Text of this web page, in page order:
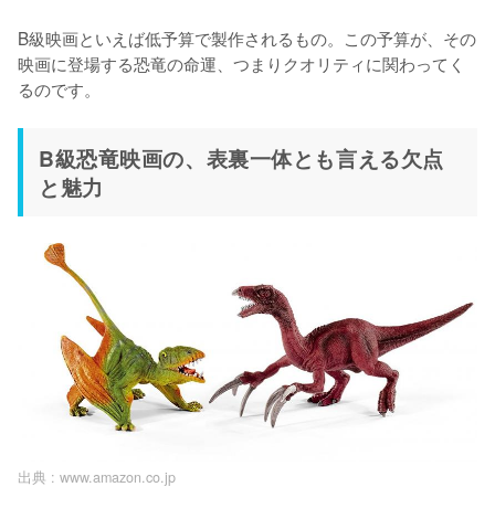
B級映画といえば低予算で製作されるもの。この予算が、その
映画に登場する恐竜の命運、つまりクオリティに関わってく
るのです。
B級恐竜映画の、表裏一体とも言える欠点
と魅力
出典 : www.amazon.co.jp